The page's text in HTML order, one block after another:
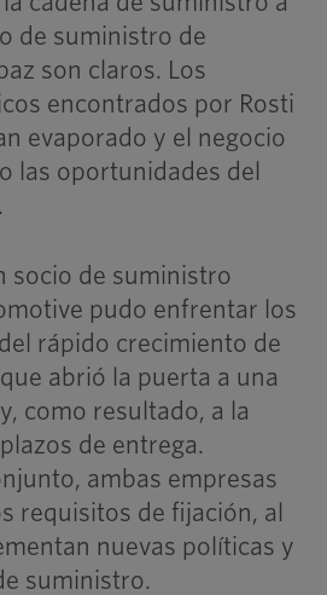
de suministro de
son claros. Los
encontrados por Rosti
evaporado y el negocio
las oportunidades del
socio de suministro
pudo enfrentar los
rápido crecimiento de
abrió la puerta a una
como resultado, a la
de entrega.
ambas empresas
requisitos de fijación, al
nuevas políticas y
suministro.